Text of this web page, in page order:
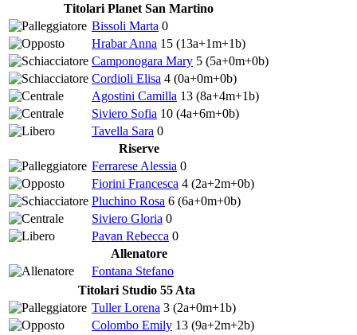
Titolari Planet San Martino
Bissoli Marta 0
Hrabar Anna 15 (13a+1m+1b)
Camponogara Mary 5 (5a+0m+0b)
Cordioli Elisa 4 (0a+0m+0b)
Agostini Camilla 13 (8a+4m+1b)
Siviero Sofia 10 (4a+6m+0b)
Tavella Sara 0
Riserve
Ferrarese Alessia 0
Fiorini Francesca 4 (2a+2m+0b)
Pluchino Rosa 6 (6a+0m+0b)
Siviero Gloria 0
Pavan Rebecca 0
Allenatore
Fontana Stefano
Titolari Studio 55 Ata
Tuller Lorena 3 (2a+0m+1b)
Colombo Emily 13 (9a+2m+2b)